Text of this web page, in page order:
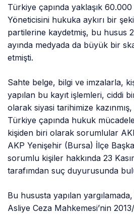
Türkiye çapında yaklaşık
Yöneticisini hukuka aykırı bir
partilerine kaydetmiş, bu husus
ayında medyada da büyük bir
etmişti.
Sahte belge, bilgi ve imzalarla,
yapılan bu kayıt işlemleri, ciddi
olarak siyasi tarihimize
Türkiye çapında hukuk
kişiden biri olarak sorumlular
AKP Yenişehir (Bursa) İlçe
sorumlu kişiler hakkında 23
tarafımdan suç duyurusunda
Bu hususta yapılan
Asliye Ceza Mahkemesi’nin